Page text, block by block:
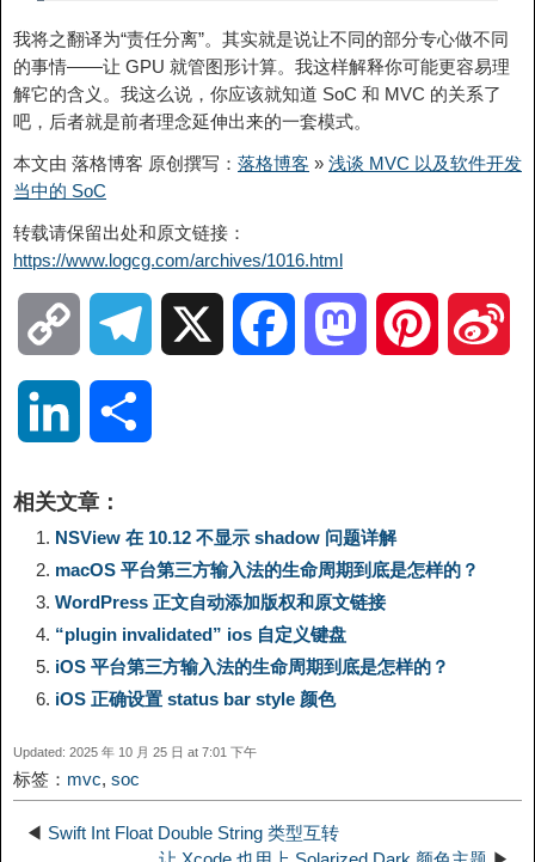
我将之翻译为“责任分离”。其实就是说让不同的部分专心做不同
的事情——让 GPU 就管图形计算。我这样解释你可能更容易理
解它的含义。我这么说，你应该就知道 SoC 和 MVC 的关系了
吧，后者就是前者理念延伸出来的一套模式。
本文由 落格博客 原创撰写： 落格博客 » 浅谈 MVC 以及软件开发
当中的 SoC
转载请保留出处和原文链接：
https://www.logcg.com/archives/1016.html
o
y
L
i
n
k
g
r
a
m
b
o
o
o e
n
k
e
I
n
相关文章：
NSView 在 10.12 不显示 shadow 问题详解
macOS 平台第三方输入法的生命周期到底是怎样的？
WordPress 正文自动添加版权和原文链接
“plugin invalidated” ios 自定义键盘
iOS 平台第三方输入法的生命周期到底是怎样的？
iOS 正确设置 status bar style 颜色
Updated: 2025 年 10 月 25 日 at 7:01 下午
标签： mvc, soc
◀ Swift Int Float Double String 类型互转